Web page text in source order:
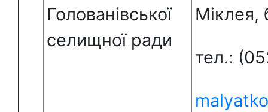
Голованівської
селищної ради
Міклея,
тел.: